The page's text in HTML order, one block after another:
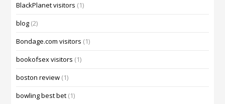
BlackPlanet visitors (1)
blog (2)
Bondage.com visitors (1)
bookofsex visitors (1)
boston review (1)
bowling best bet (1)